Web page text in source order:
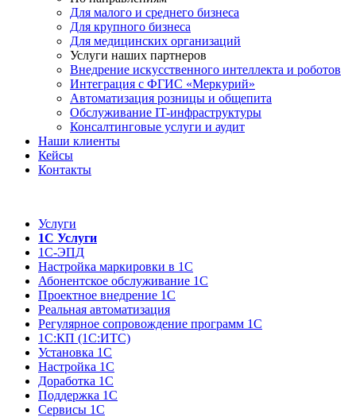
Для малого и среднего бизнеса
Для крупного бизнеса
Для медицинских организаций
Услуги наших партнеров
Внедрение искусственного интеллекта и роботов
Интеграция с ФГИС «Меркурий»
Автоматизация розницы и общепита
Обслуживание IT-инфраструктуры
Консалтинговые услуги и аудит
Наши клиенты
Кейсы
Контакты
Услуги
1С Услуги
1С-ЭПД
Настройка маркировки в 1С
Абонентское обслуживание 1С
Проектное внедрение 1С
Реальная автоматизация
Регулярное сопровождение программ 1С
1С:КП (1С:ИТС)
Установка 1С
Настройка 1С
Доработка 1С
Поддержка 1С
Сервисы 1С